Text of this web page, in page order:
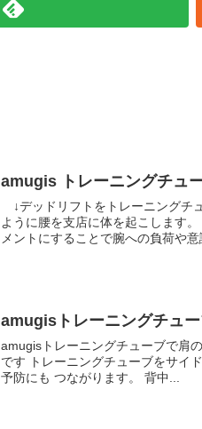
amugis トレーニングチュ
↓デッドリフトをトレーニングチューブでやる！ 背筋を伸ばし
ように腰を支店に体を起こします。 グリップを握るものからベルトで手首に固定すのアタッチ
メントにすることで腕への負荷や
amugisトレーニングチュ
amugisトレーニングチューブで肩
です トレーニングチューブをサイドから上下させる事により三角筋が鍛えられ、肩こり解消、
予防にも つながります。 背中...